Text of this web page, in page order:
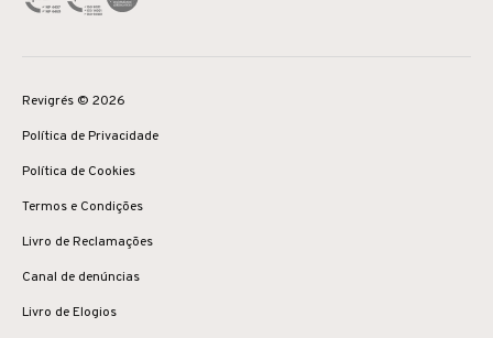
Revigrés © 2026
Política de Privacidade
Política de Cookies
Termos e Condições
Livro de Reclamações
Canal de denúncias
Livro de Elogios